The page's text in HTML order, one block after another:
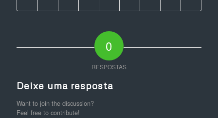
0
RESPOSTAS
Deixe uma resposta
Want to join the discussion?
Feel free to contribute!